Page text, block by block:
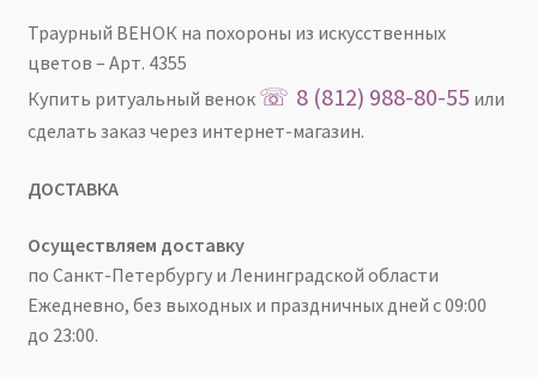
Траурный ВЕНОК на похороны из искусственных
цветов – Арт. 4355
Купить ритуальный венок ☏ 8 (812) 988-80-55 или
сделать заказ через интернет-магазин.
ДОСТАВКА
Осуществляем доставку
по Санкт-Петербургу и Ленинградской области
Ежедневно, без выходных и праздничных дней с 09:00
до 23:00.